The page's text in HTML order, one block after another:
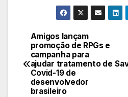
Navegação
de
Post
Amigos lançam
promoção de RPGs e
campanha para
ajudar tratamento de
Covid-19 de
desenvolvedor
brasileiro